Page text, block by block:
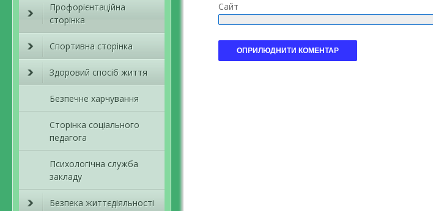
Профорієнтаційна
сторінка
Спортивна сторінка
Здоровий спосіб життя
Безпечне харчування
Сторінка соціального
педагога
Психологічна служба
закладу
Безпека життєдіяльності
Сайт